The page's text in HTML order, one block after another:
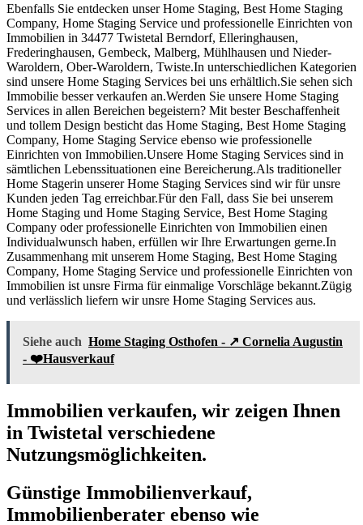
Ebenfalls Sie entdecken unser Home Staging, Best Home Staging
Company, Home Staging Service und professionelle Einrichten von
Immobilien in 34477 Twistetal Berndorf, Elleringhausen,
Frederinghausen, Gembeck, Malberg, Mühlhausen und Nieder-
Waroldern, Ober-Waroldern, Twiste.In unterschiedlichen Kategorien
sind unsere Home Staging Services bei uns erhältlich.Sie sehen sich
Immobilie besser verkaufen an.Werden Sie unsere Home Staging
Services in allen Bereichen begeistern? Mit bester Beschaffenheit
und tollem Design besticht das Home Staging, Best Home Staging
Company, Home Staging Service ebenso wie professionelle
Einrichten von Immobilien.Unsere Home Staging Services sind in
sämtlichen Lebenssituationen eine Bereicherung.Als traditioneller
Home Stagerin unserer Home Staging Services sind wir für unsre
Kunden jeden Tag erreichbar.Für den Fall, dass Sie bei unserem
Home Staging und Home Staging Service, Best Home Staging
Company oder professionelle Einrichten von Immobilien einen
Individualwunsch haben, erfüllen wir Ihre Erwartungen gerne.In
Zusammenhang mit unserem Home Staging, Best Home Staging
Company, Home Staging Service und professionelle Einrichten von
Immobilien ist unsre Firma für einmalige Vorschläge bekannt.Zügig
und verlässlich liefern wir unsre Home Staging Services aus.
Siehe auch Home Staging Osthofen - ↗️ Cornelia Augustin
- ❤️Hausverkauf
Immobilien verkaufen, wir zeigen Ihnen
in Twistetal verschiedene
Nutzungsmöglichkeiten.
Günstige Immobilienverkauf,
Immobilienberater ebenso wie